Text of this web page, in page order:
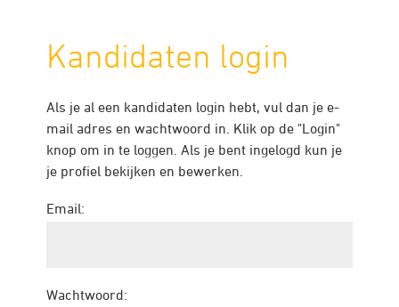
Kandidaten login
Als je al een kandidaten login hebt, vul dan je e-
mail adres en wachtwoord in. Klik op de "Login"
knop om in te loggen. Als je bent ingelogd kun je
je profiel bekijken en bewerken.
Email:
Wachtwoord: